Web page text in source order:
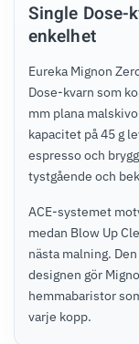
Single Dose-
enkelhet
Eureka Mignon
Dose-kvarn som
mm plana
kapacitet på 45 g
espresso och
tystgående och
ACE-systemet
medan Blow Up
nästa malning.
designen gör
hemmabaristor
varje kopp.